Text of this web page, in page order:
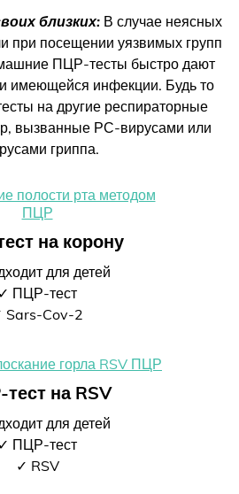
близких:В случае неясных
при посещении уязвимых групп
ПЦР-тесты быстро дают
имеющейся инфекции. Будь то
на другие респираторные
вызванные РС-вирусами или
гриппа.
на корону
для детей
✓ ПЦР-тест
Sars-Cov-2
на RSV
для детей
✓ ПЦР-тест
✓ RSV